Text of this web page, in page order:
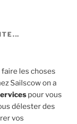
les choses
Sailscow on a
pour vous
délester des
vos